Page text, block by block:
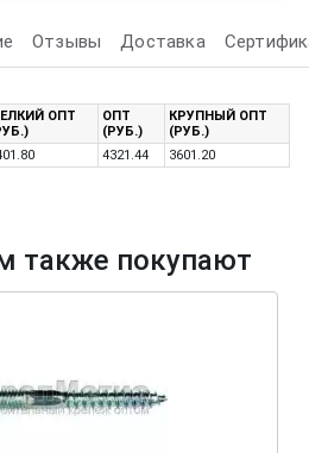
Отзывы Доставка
ОПТ
ОПТ
(РУБ.)
КРУПНЫЙ ОПТ
(РУБ.)
4321.44 3601.20
также покупают